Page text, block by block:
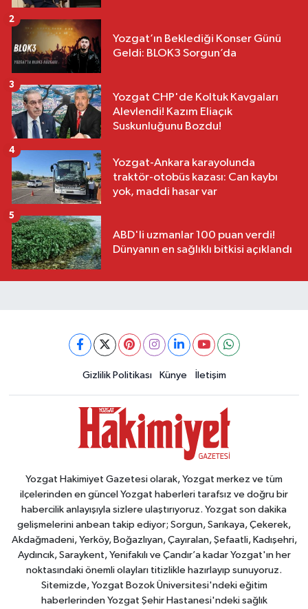
Yozgat’ın Beklediği Konser Günü
Geldi: BLOK3 Sorgun’da
2
Yozgat CHP'de Koltuk Kavgaları
Alevlendi! Kazım Eliaçık
Suskunluğunu Bozdu!
3
Yozgat-Ankara karayolunda
traktör-otobüs kazası: Can kaybı
yok, maddi hasar var
4
ABD'li uzmanlar 100 puan verdi!
Dünyanın en sağlıklı bitkisi açıklandı
5
Gizlilik Politikası Künye İletişim
Yozgat Hakimiyet Gazetesi olarak, Yozgat merkez ve tüm
ilçelerinden en güncel Yozgat haberleri tarafsız ve doğru bir
habercilik anlayışıyla sizlere ulaştırıyoruz. Yozgat son dakika
gelişmelerini anbean takip ediyor; Sorgun, Sarıkaya, Çekerek,
Akdağmadeni, Yerköy, Boğazlıyan, Çayıralan, Şefaatli, Kadışehri,
Aydıncık, Saraykent, Yenifakılı ve Çandır’a kadar Yozgat'ın her
noktasındaki önemli olayları titizlikle hazırlayıp sunuyoruz.
Sitemizde, Yozgat Bozok Üniversitesi'ndeki eğitim
haberlerinden Yozgat Şehir Hastanesi'ndeki sağlık